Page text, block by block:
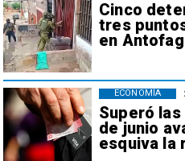
Cinco
tres
en
Superó
de junio
esquiva la
ECONOMÍA